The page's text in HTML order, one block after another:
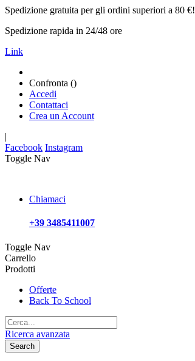
Spedizione gratuita per gli ordini superiori a 80 €!
Spedizione rapida in 24/48 ore
Link
Confronta ()
Accedi
Contattaci
Crea un Account
|
Facebook Instagram
Toggle Nav
Chiamaci
+39 3485411007
Toggle Nav
Carrello
Prodotti
Offerte
Back To School
Ricerca avanzata
Search